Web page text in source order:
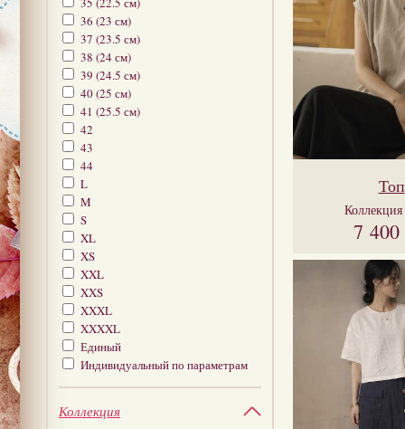
36 (23 см)
37 (23.5 см)
38 (24 см)
39 (24.5 см)
40 (25 см)
41 (25.5 см)
42
43
44
L
M
S
XL
XS
XXL
XXS
XXXL
XXXXL
Единый
Индивидуальный по параметрам
Коллекция
Топ
Коллекция
7 400